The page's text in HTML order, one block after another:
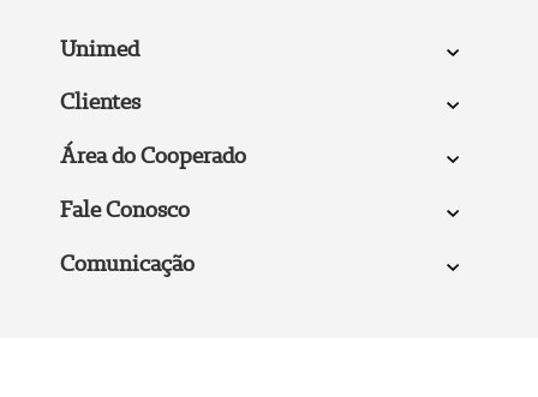
Unimed
Clientes
Área do Cooperado
Fale Conosco
Comunicação